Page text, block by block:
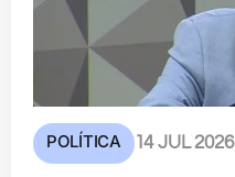
POLÍTICA 14 JUL 2026